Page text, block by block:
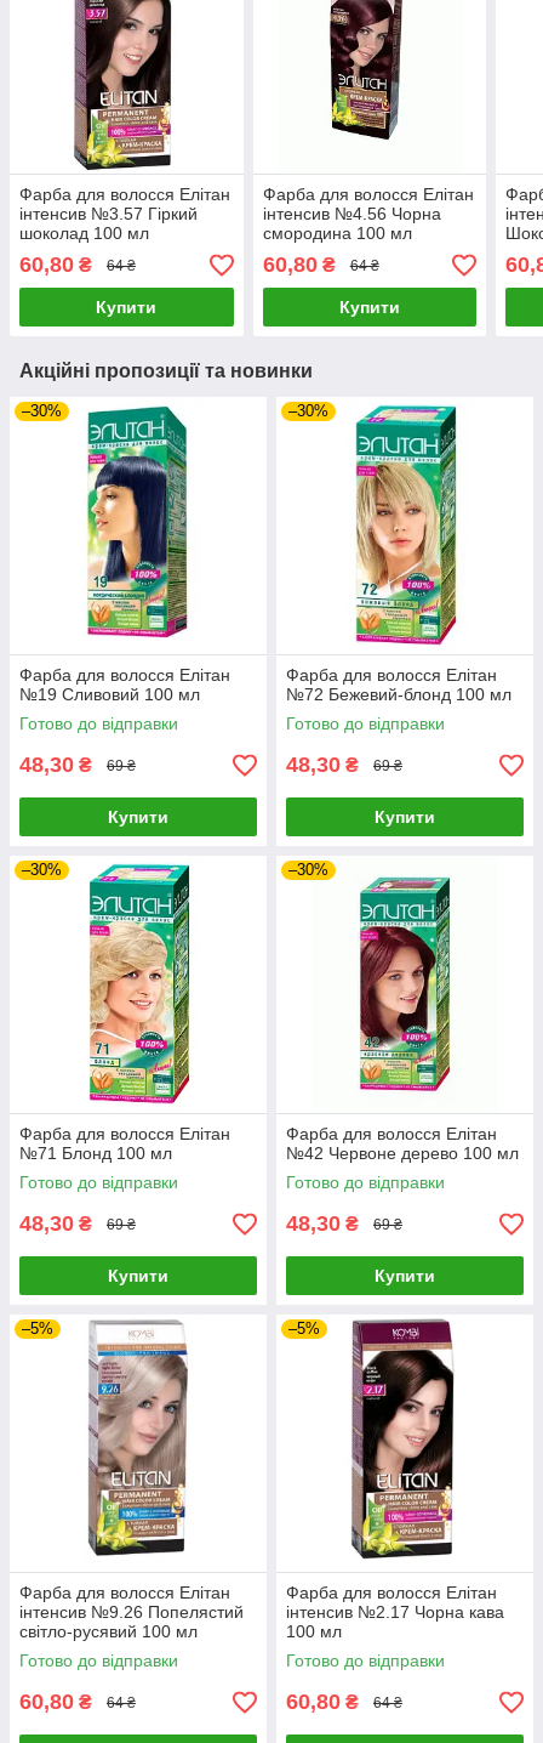
Фарба для волосся Елітан
інтенсив №3.57 Гіркий
шоколад 100 мл
60,80 ₴ 64 ₴
Купити
Фарба для волосся Елітан
інтенсив №4.56 Чорна
смородина 100 мл
60,80₴ 64 ₴
Купити
Акційні пропозиції та новинки
–30%
Фарба для волосся Елітан
№19 Сливовий 100 мл
Готово до відправки
48,30 ₴ 69 ₴
Купити
–30%
Фарба для волосся Елітан
№72 Бежевий-блонд 100 мл
Готово до відправки
48,30 ₴ 69 ₴
Купити
–30%
Фарба для волосся Елітан
№71 Блонд 100 мл
Готово до відправки
48,30 ₴ 69 ₴
Купити
–30%
Фарба для волосся Елітан
№42 Червоне дерево 100 мл
Готово до відправки
48,30 ₴ 69 ₴
Купити
–5%
Фарба для волосся Елітан
інтенсив №9.26 Попелястий
світло-русявий 100 мл
Готово до відправки
60,80 ₴ 64 ₴
–5%
Фарба для волосся Елітан
інтенсив №2.17 Чорна кава
100 мл
Готово до відправки
60,80 ₴ 64 ₴